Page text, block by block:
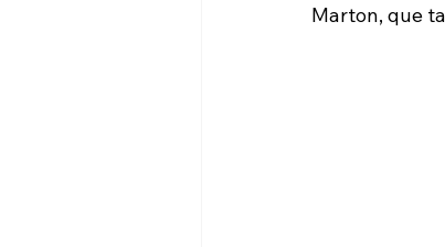
Marton, que